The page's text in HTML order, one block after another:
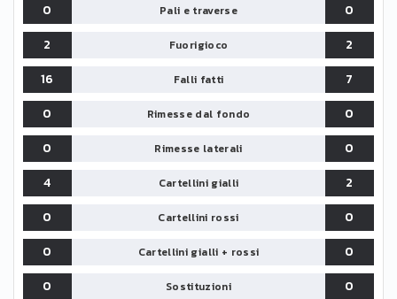
0 Pali e traverse
0
2
Fuorigioco
2
16
Falli fatti
7
0
Rimesse dal fondo
0
0
Rimesse laterali
0
4
Cartellini gialli
2
0
Cartellini rossi
0
0
Cartellini gialli + rossi
0
0
Sostituzioni 0